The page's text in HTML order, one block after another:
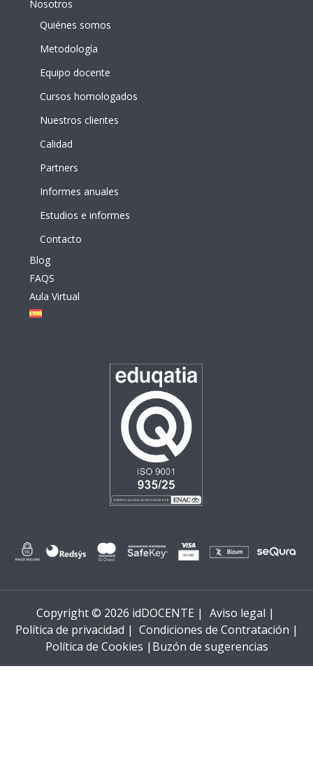
Nosotros
Quiénes somos
Metodología
Equipo docente
Cursos homologados
Nuestros clientes
Calidad
Partners
Informes anuales
Estudios e informes
Contacto
Blog
FAQS
Aula Virtual
Copyright © 2026 idDOCENTE | Aviso legal |
Política de privacidad | Condiciones de Contratación |
Política de Cookies | Buzón de sugerencias